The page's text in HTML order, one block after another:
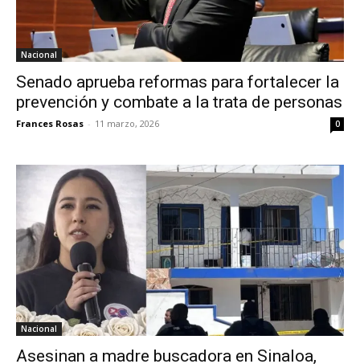
Nacional
Senado aprueba reformas para fortalecer la
prevención y combate a la trata de personas
Frances Rosas - 11 marzo, 2026 0
Nacional
Asesinan a madre buscadora en Sinaloa,